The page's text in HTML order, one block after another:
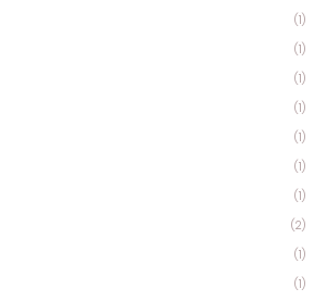
(1)
(1)
(1)
(1)
(1)
(1)
(1)
(2)
(1)
(1)